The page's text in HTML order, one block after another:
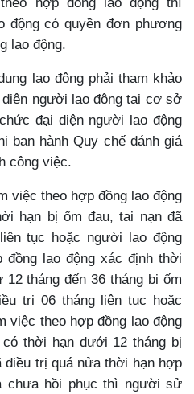
động có quyền đơn phương
lao động.
lao động phải tham khảo
người lao động tại cơ sở
đại diện người lao động
ban hành Quy chế đánh giá
công việc.
việc theo hợp đồng lao động
hạn bị ốm đau, tai nạn đã
tục hoặc người lao động
đồng lao động xác định thời
tháng đến 36 tháng bị ốm
trị 06 tháng liên tục hoặc
việc theo hợp đồng lao động
thời hạn dưới 12 tháng bị
điều trị quá nửa thời hạn hợp
chưa hồi phục thì người sử